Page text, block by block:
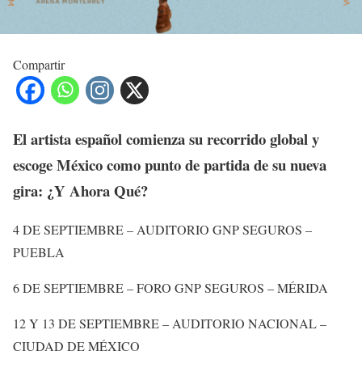
Compartir
El artista español comienza su recorrido global y
escoge México como punto de partida de su nueva
gira: ¿Y Ahora Qué?
4 DE SEPTIEMBRE – AUDITORIO GNP SEGUROS –
PUEBLA
6 DE SEPTIEMBRE – FORO GNP SEGUROS – MÉRIDA
12 Y 13 DE SEPTIEMBRE – AUDITORIO NACIONAL –
CIUDAD DE MÉXICO